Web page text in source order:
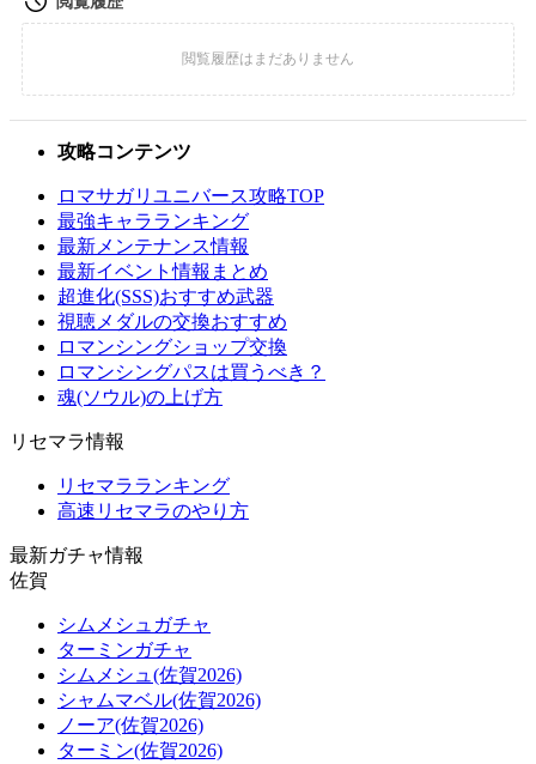
攻略コンテンツ
ロマサガリユニバース攻略TOP
最強キャラランキング
最新メンテナンス情報
最新イベント情報まとめ
超進化(SSS)おすすめ武器
視聴メダルの交換おすすめ
ロマンシングショップ交換
ロマンシングパスは買うべき？
魂(ソウル)の上げ方
リセマラ情報
リセマラランキング
高速リセマラのやり方
最新ガチャ情報
佐賀
シムメシュガチャ
ターミンガチャ
シムメシュ(佐賀2026)
シャムマベル(佐賀2026)
ノーア(佐賀2026)
ターミン(佐賀2026)